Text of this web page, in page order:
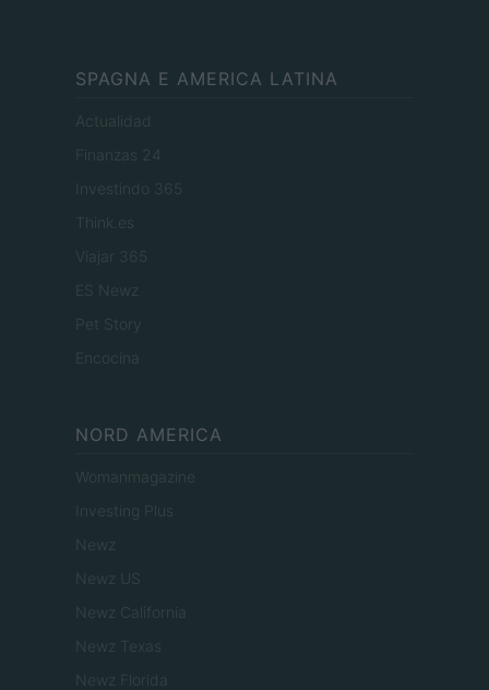
SPAGNA E AMERICA LATINA
Actualidad
Finanzas 24
Investindo 365
Think.es
Viajar 365
ES Newz
Pet Story
Encocina
NORD AMERICA
Womanmagazine
Investing Plus
Newz
Newz US
Newz California
Newz Texas
Newz Florida